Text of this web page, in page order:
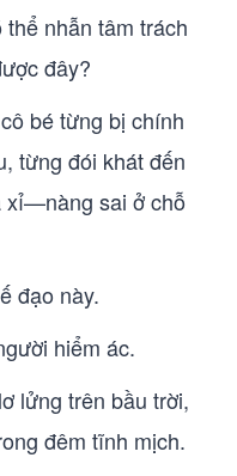
nhẫn tâm trách
đây?
bé từng bị chính
từng đói khát đến
xỉ—nàng sai ở chỗ
đạo này.
hiểm ác.
lửng trên bầu trời,
đêm tĩnh mịch.